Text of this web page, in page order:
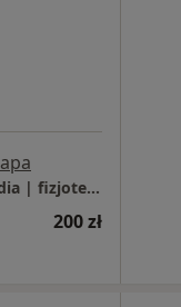
Podlaskie Centrum Rehabilitacji ortopedia | fizjoterapia | trening
200 zł